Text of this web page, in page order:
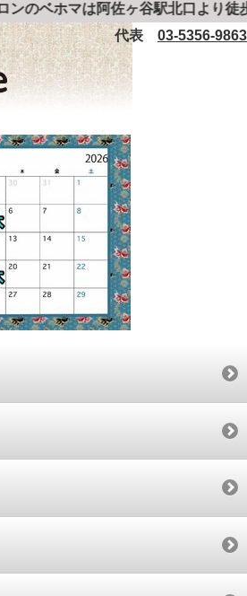
のベホマは阿佐ヶ谷駅北口より徒
代表 03-5356-9863